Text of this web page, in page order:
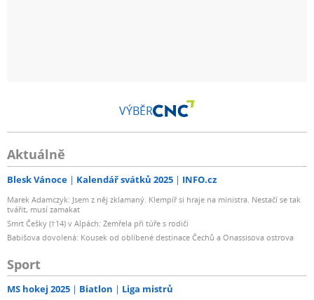
VÝBĚR
Aktuálně
Blesk Vánoce Kalendář svátků 2025 INFO.cz
Marek Adamczyk: Jsem z něj zklamaný. Klempíř si hraje na ministra. Nestačí se tak
tvářit, musí zamakat
Smrt Češky (†14) v Alpách: Zemřela při túře s rodiči
Babišova dovolená: Kousek od oblíbené destinace Čechů a Onassisova ostrova
Sport
MS hokej 2025 Biatlon Liga mistrů